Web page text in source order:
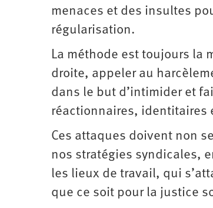
menaces et des insultes
régularisation.
La méthode est toujours la
droite, appeler au
dans le but d’intimider et
réactionnaires, identitaires
Ces attaques doivent non
nos stratégies syndicales,
les lieux de travail, qui
que ce soit pour la justice